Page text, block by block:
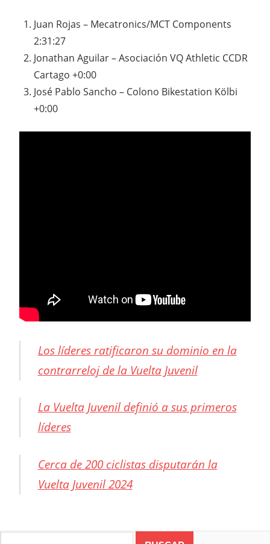
Juan Rojas – Mecatronics/MCT Components
2:31:27
Jonathan Aguilar – Asociación VQ Athletic CCDR
Cartago +0:00
José Pablo Sancho – Colono Bikestation Kölbi
+0:00
Los líderes ratificaron su dominio en la
contrarreloj de la Vuelta Juvenil
La Vuelta Juvenil definió a sus primeros
líderes
Cerca de 200 ciclistas disputarán la
Vuelta Juvenil 2024